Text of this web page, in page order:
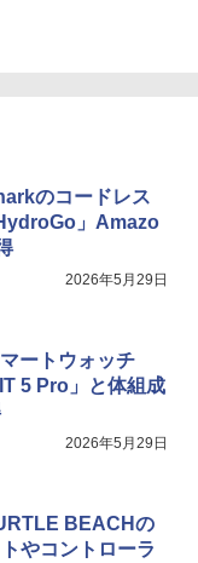
のコードレス
」Amazo
2026年5月29日
ートウォッチ
5 Pro」と体組成
2026年5月29日
BEACHの
やコントローラ